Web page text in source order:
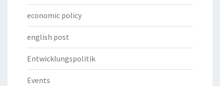
economic policy
english post
Entwicklungspolitik
Events